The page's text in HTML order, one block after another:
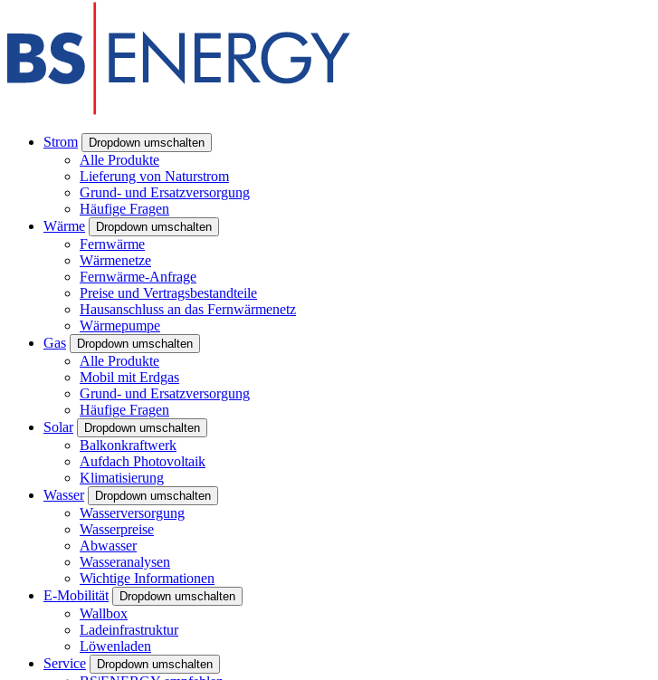
Strom Dropdown umschalten
Alle Produkte
Lieferung von Naturstrom
Grund- und Ersatzversorgung
Häufige Fragen
Wärme
Dropdown umschalten
Fernwärme
Wärmenetze
Fernwärme-Anfrage
Preise und Vertragsbestandteile
Hausanschluss an das Fernwärmenetz
Wärmepumpe
Gas
Dropdown umschalten
Alle Produkte
Mobil mit Erdgas
Grund- und Ersatzversorgung
Häufige Fragen
Solar
Dropdown umschalten
Balkonkraftwerk
Aufdach Photovoltaik
Klimatisierung
Wasser
Dropdown umschalten
Wasserversorgung
Wasserpreise
Abwasser
Wasseranalysen
Wichtige Informationen
E-Mobilität
Dropdown umschalten
Wallbox
Ladeinfrastruktur
Löwenladen
Service
Dropdown umschalten